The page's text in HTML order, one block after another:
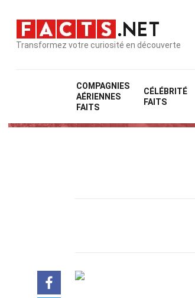
Transformez votre curiosité en découverte
COMPAGNIES
AÉRIENNES
FAITS
CÉLÉBRITÉ
FAITS